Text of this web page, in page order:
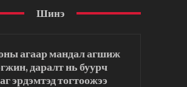
Шинэ
агаар мандал агшиж
даралт нь буурч
эрдэмтэд тогтоожээ